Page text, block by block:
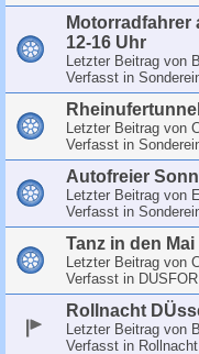
Motorradfahrer
12-16 Uhr
Letzter Beitrag von
Verfasst in
Letzter Beitrag von
Verfasst in
Autofreier
Letzter Beitrag von
Verfasst in
Tanz in den Mai
Letzter Beitrag von
Verfasst in
Rollnacht
Letzter Beitrag von
Verfasst in